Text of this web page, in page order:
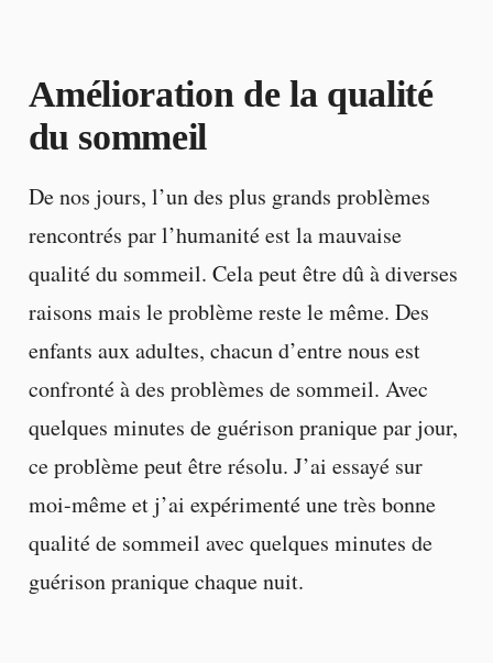
Amélioration de la qualité
du sommeil
De nos jours, l’un des plus grands problèmes
rencontrés par l’humanité est la mauvaise
qualité du sommeil. Cela peut être dû à diverses
raisons mais le problème reste le même. Des
enfants aux adultes, chacun d’entre nous est
confronté à des problèmes de sommeil. Avec
quelques minutes de guérison pranique par jour,
ce problème peut être résolu. J’ai essayé sur
moi-même et j’ai expérimenté une très bonne
qualité de sommeil avec quelques minutes de
guérison pranique chaque nuit.